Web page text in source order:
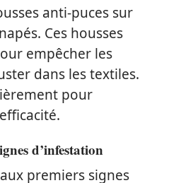
anti-puces sur
Ces housses
empêcher les
dans les textiles.
pour
d’infestation
premiers signes